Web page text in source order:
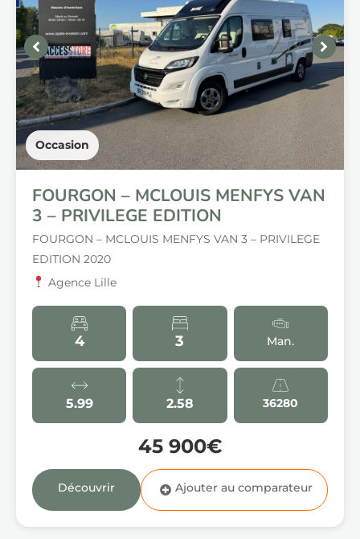
Occasion
FOURGON – MCLOUIS MENFYS VAN
3 – PRIVILEGE EDITION
FOURGON – MCLOUIS MENFYS VAN 3 – PRIVILEGE
EDITION 2020
Agence Lille
4 3 Man.
5.99 2.58 36280
45 900€
Découvrir